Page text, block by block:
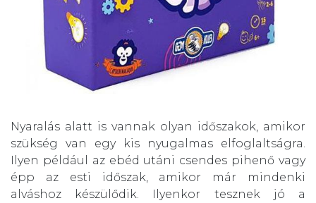
Nyaralás alatt is vannak olyan időszakok, amikor
szükség van egy kis nyugalmas elfoglaltságra.
Ilyen például az ebéd utáni csendes pihenő vagy
épp az esti időszak, amikor már mindenki
alváshoz készülődik. Ilyenkor tesznek jó a